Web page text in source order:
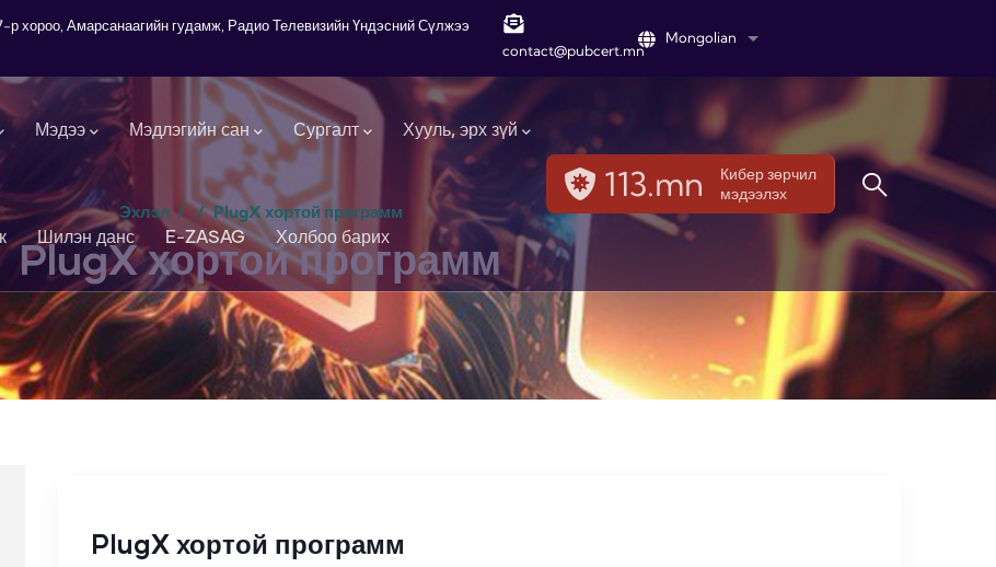
р хороо, Амарсанаагийн гудамж, Радио Телевизийн Үндэсний Сүлжээ
contact@pubcert.mn
Mongolian List additional actions
Мэдээ Мэдлэгийн сан Сургалт Хууль, эрх зүй
Шилэн данс E-ZASAG Холбоо барих
113.mn
Кибер зөрчил
мэдээлэх
Эхлэл / / PlugX хортой программ
PlugX хортой программ
PlugX хортой программ